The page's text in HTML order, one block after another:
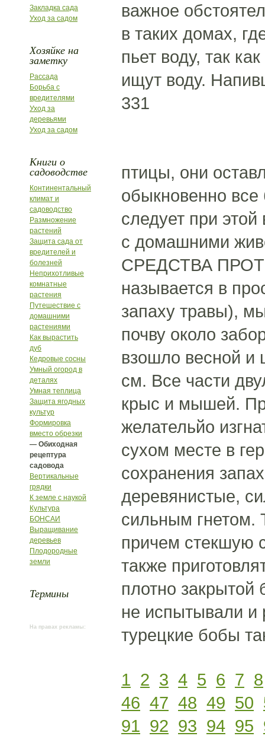
Закладка сада
Уход за садом
Хозяйке на
заметку
Рассада
Борьба с
вредителями
Уход за
деревьями
Уход за садом
Книги о
садоводстве
Континентальный
климат и
садоводство
Размножение
растений
Защита сада от
вредителей и
болезней
Неприхотливые
комнатные
растения
Путешествие с
домашними
растениями
Как вырастить
дуб
Кедровые сосны
Умный огород в
деталях
Умная теплица
Защита ягодных
культур
Формировка
вместо обрезки
— Обиходная
рецептура
садовода
Вертикальные
грядки
К земле с наукой
Культура
БОНСАИ
Выращивание
деревьев
Плодородные
земли
Термины
На правах рекламы:
важное
в таких домах,
пьет воду, так
ищут воду.
331
птицы, они
обыкновенно
следует при
с домашними
СРЕДСТВА
называется в
запаху травы),
почву около
взошло весной и
см. Все части
крыс и мышей.
желательйо
сухом месте в
сохранения
деревянистые,
сильным гнетом.
причем стекшую
также
плотно закрытой
не испытывали и
турецкие бобы
1 2 3 4 5 6 7 8
46 47 48 49 50
91 92 93 94 95